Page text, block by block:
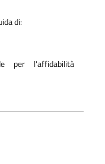
di:
per l'affidabilità